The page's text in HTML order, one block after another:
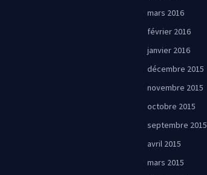
mars 2016
février 2016
janvier 2016
décembre 2015
novembre 2015
octobre 2015
septembre 2015
avril 2015
mars 2015